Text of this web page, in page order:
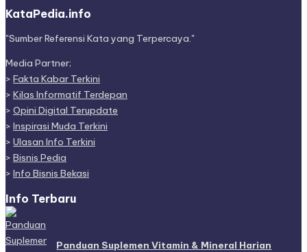
KataPedia.info
"Sumber Referensi Kata yang Terpercaya."
Media Partner;
> Fakta Kabar Terkini
> Kilas Informatif Terdepan
> Opini Digital Terupdate
> Inspirasi Muda Terkini
> Ulasan Info Terkini
> Bisnis Pedia
> Info Bisnis Bekasi
Info Terbaru
Panduan Suplemen Vitamin & Mineral Harian